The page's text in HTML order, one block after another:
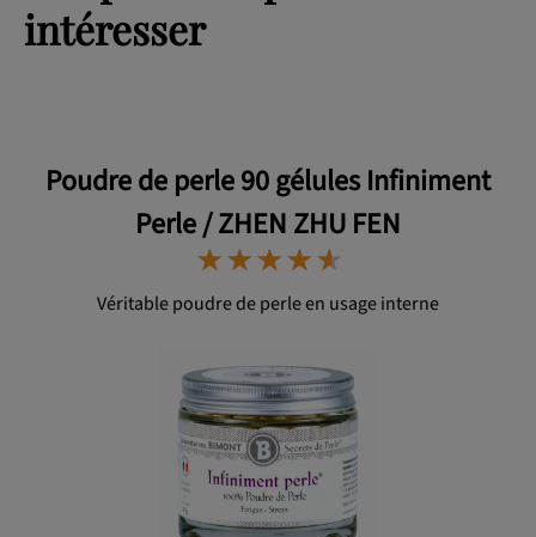
intéresser
Poudre de perle 90 gélules Infiniment
Perle / ZHEN ZHU FEN
⋆⋆⋆⋆⋆
⋆⋆⋆⋆⋆
Véritable poudre de perle en usage interne